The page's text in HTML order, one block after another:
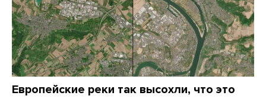
Европейские реки так высохли, что это